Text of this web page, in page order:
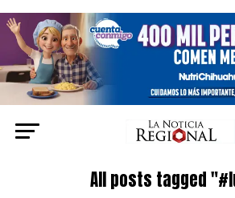
All posts tagged